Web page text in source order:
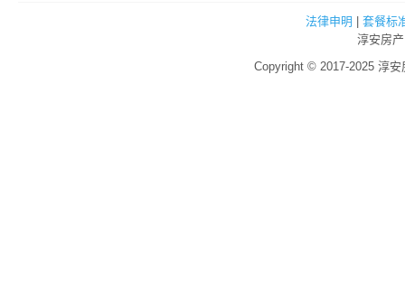
法律申明
套餐标
淳安房
Copyright © 2017-2025 淳